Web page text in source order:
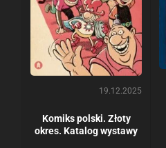
19.12.2025
Komiks polski. Złoty
okres. Katalog wystawy